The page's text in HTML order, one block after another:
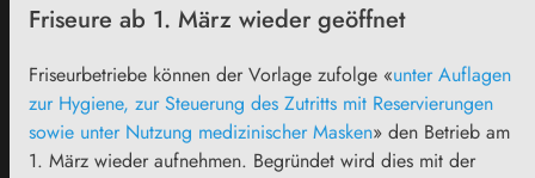
Friseure ab 1. März wieder geöffnet
Friseurbetriebe können der Vorlage zufolge «unter Auflagen
zur Hygiene, zur Steuerung des Zutritts mit Reservierungen
sowie unter Nutzung medizinischer Masken» den Betrieb am
1. März wieder aufnehmen. Begründet wird dies mit der